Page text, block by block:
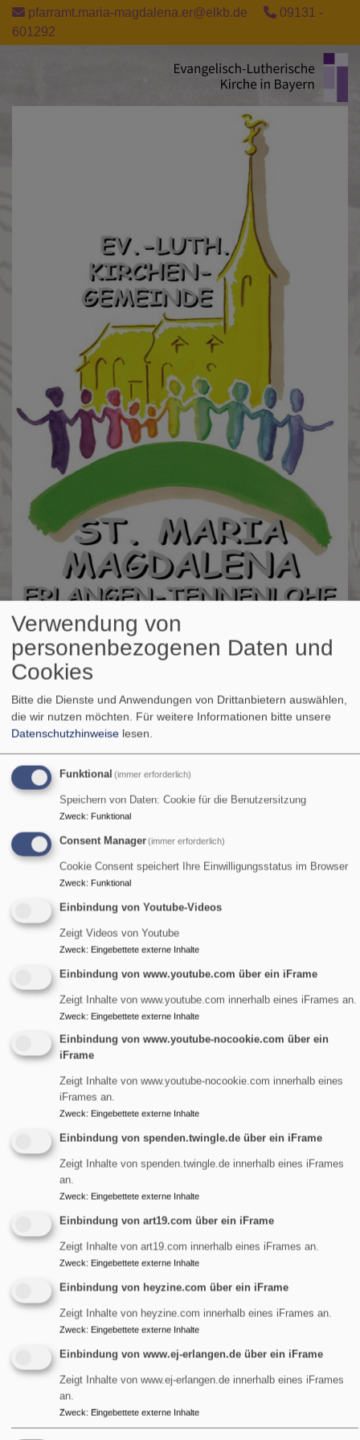
Direkt
zum
Inhalt
pfarramt.maria-magdalena.er@elkb.de
09131 -
601292
St. Maria Magdalena - Tennenlohe
evangelisch in Tennenlohe und im World Wide Web
Hauptnavigation
Startseite Barrierefreiheitserklärung
Einleitung
Die Evangelisch-Lutherischen Kirche in Bayern ist
Übereinstimmung mit dem
Barrierefreiheitsstärkungsgesetz (BFSG) barrierefrei
zugänglich zu machen. Diese Erklärung zur Barrierefreiheit
gilt für die Website www.tennenlohe-evangelisch.de.
Stand der Vereinbarkeit mit den
Anforderungen
Die Website www.tennenlohe-evangelisch.de ist aufgrund
der folgenden Unvereinbarkeiten und Ausnahmen
teilweise mit dem Barrierefreiheitsstärkungsgesetz (BFSG)
vereinbar.
Einschränkungen in der
Barrierefreiheit beim Theme
Philippus next
Hier den Text für vk_blockly einfügen.
Nicht barrierefreie Inhalte
Die nachstehend aufgeführten Inhalte sind aus den
folgenden Gründen nicht barrierefrei:
Barrieren Melden, Feedback und
Verwendung von
personenbezogenen Daten und
Cookies
Bitte die Dienste und Anwendungen von Drittanbietern auswählen,
die wir nutzen möchten. Für weitere Informationen bitte unsere
Datenschutzhinweise lesen.
Funktional (immer erforderlich)
Speichern von Daten: Cookie für die Benutzersitzung
Zweck: Funktional
Consent Manager(immer erforderlich)
Cookie Consent speichert Ihre Einwilligungsstatus im Browser
Zweck: Funktional
Einbindung von Youtube-Videos
Zeigt Videos von Youtube
Zweck: Eingebettete externe Inhalte
Einbindung von www.youtube.com über ein iFrame
Zeigt Inhalte von www.youtube.com innerhalb eines iFrames an.
Zweck: Eingebettete externe Inhalte
Einbindung von www.youtube-nocookie.com über ein
iFrame
Zeigt Inhalte von www.youtube-nocookie.com innerhalb eines
iFrames an.
Zweck: Eingebettete externe Inhalte
Einbindung von spenden.twingle.de über ein iFrame
Zeigt Inhalte von spenden.twingle.de innerhalb eines iFrames
an.
Zweck: Eingebettete externe Inhalte
Einbindung von art19.com über ein iFrame
Zeigt Inhalte von art19.com innerhalb eines iFrames an.
Zweck: Eingebettete externe Inhalte
Einbindung von heyzine.com über ein iFrame
Zeigt Inhalte von heyzine.com innerhalb eines iFrames an.
Zweck: Eingebettete externe Inhalte
Einbindung von www.ej-erlangen.de über ein iFrame
Zeigt Inhalte von www.ej-erlangen.de innerhalb eines iFrames
an.
Zweck: Eingebettete externe Inhalte